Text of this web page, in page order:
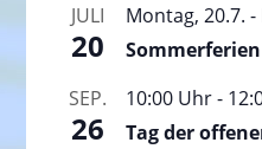
JULI
20
Montag, 20.7. -
Sommerferien
SEP.
26
10:00 Uhr-
Tag der